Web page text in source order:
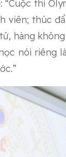
“Cuộc thi
viên; thúc
hàng
nói riêng